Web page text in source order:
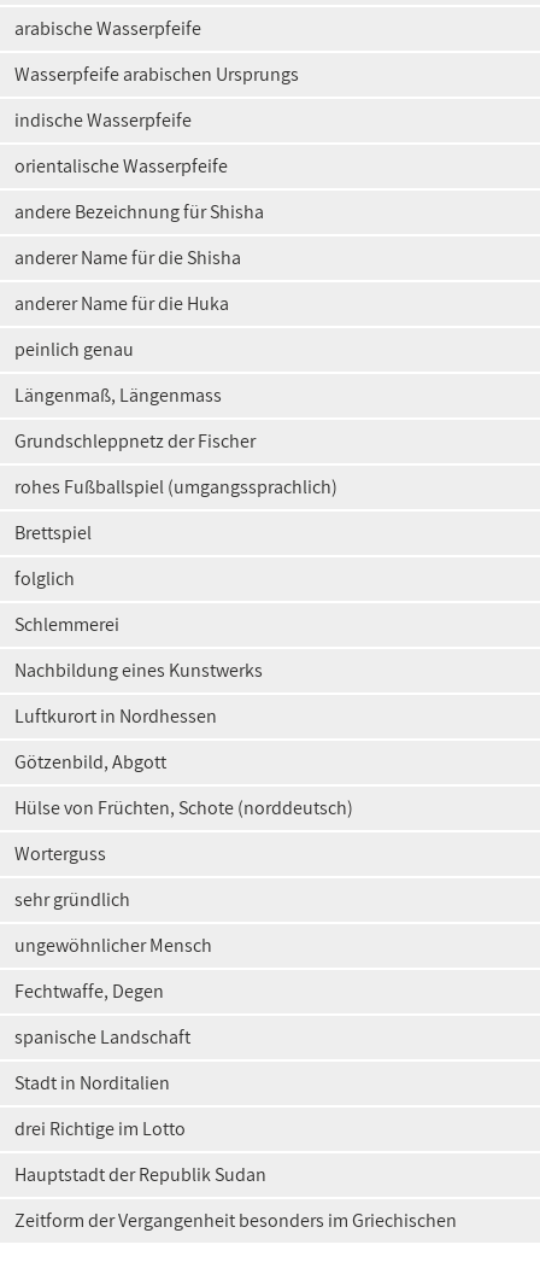
arabische Wasserpfeife
Wasserpfeife arabischen Ursprungs
indische Wasserpfeife
orientalische Wasserpfeife
andere Bezeichnung für Shisha
anderer Name für die Shisha
anderer Name für die Huka
peinlich genau
Längenmaß, Längenmass
Grundschleppnetz der Fischer
rohes Fußballspiel (umgangssprachlich)
Brettspiel
folglich
Schlemmerei
Nachbildung eines Kunstwerks
Luftkurort in Nordhessen
Götzenbild, Abgott
Hülse von Früchten, Schote (norddeutsch)
Worterguss
sehr gründlich
ungewöhnlicher Mensch
Fechtwaffe, Degen
spanische Landschaft
Stadt in Norditalien
drei Richtige im Lotto
Hauptstadt der Republik Sudan
Zeitform der Vergangenheit besonders im Griechischen